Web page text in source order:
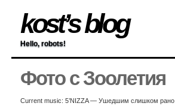
kost’s blog
Hello, robots!
Фото с Зоолетия
Current music: 5’NIZZA — Ушедшим слишком рано